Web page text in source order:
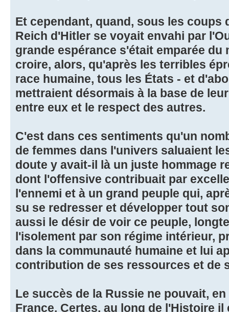
Et cependant, quand, sous les coups
Reich d'Hitler se voyait envahi par
grande espérance s'était emparée du
croire, alors, qu'après les terribles
race humaine, tous les États - et
mettraient désormais à la base de
entre eux et le respect des autres.
C'est dans ces sentiments qu'un
de femmes dans l'univers saluaient
doute y avait-il là un juste hommage
dont l'offensive contribuait par
l'ennemi et à un grand peuple qui,
su se redresser et développer tout
aussi le désir de voir ce peuple,
l'isolement par son régime intérieur,
dans la communauté humaine et lui
contribution de ses ressources et de
Le succès de la Russie ne pouvait,
France. Certes, au long de l'Histoire